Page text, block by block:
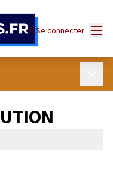
Se connecter